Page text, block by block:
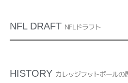
NFL DRAFT NFLドラフト
HISTORY カレッジフットボールの